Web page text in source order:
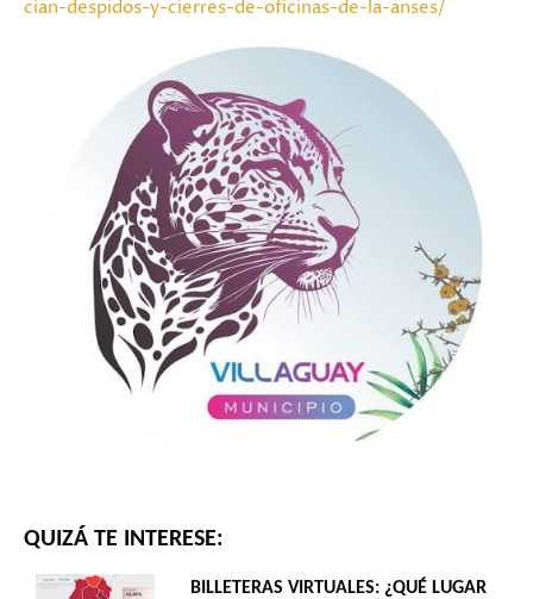
cian-despidos-y-cierres-de-oficinas-de-la-anses/
QUIZÁ TE INTERESE:
BILLETERAS VIRTUALES: ¿QUÉ LUGAR